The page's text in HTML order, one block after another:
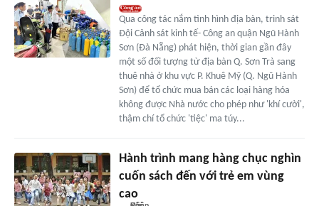
Qua công tác nắm tình hình địa bàn, trinh sát
Đội Cảnh sát kinh tế- Công an quận Ngũ Hành
Sơn (Đà Nẵng) phát hiện, thời gian gần đây
một số đối tượng từ địa bàn Q. Sơn Trà sang
thuê nhà ở khu vực P. Khuê Mỹ (Q. Ngũ Hành
Sơn) để tổ chức mua bán các loại hàng hóa
không được Nhà nước cho phép như 'khí cười',
thậm chí tổ chức 'tiệc' ma túy...
Hành trình mang hàng chục nghìn
cuốn sách đến với trẻ em vùng
cao